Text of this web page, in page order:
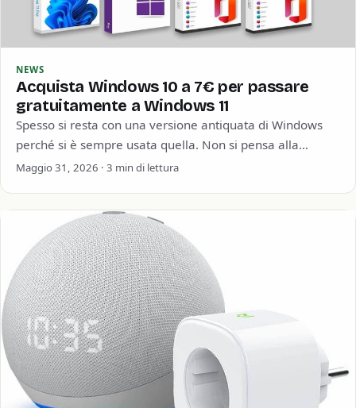
NEWS
Acquista Windows 10 a 7€ per passare
gratuitamente a Windows 11
Spesso si resta con una versione antiquata di Windows
perché si è sempre usata quella. Non si pensa alla
sicurezza informatica o…
Maggio 31, 2026 · 3 min di lettura